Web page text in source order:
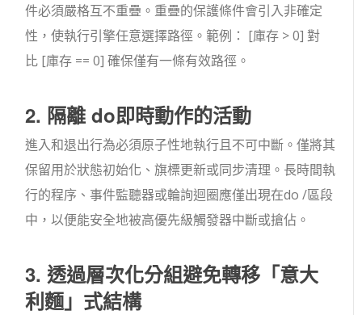
件必須嚴格互不重疊。重疊的保護條件會引入非確定
性，使執行引擎任意選擇路徑。範例： [庫存 > 0] 對
比 [庫存 == 0] 確保僅有一條有效路徑。
2. 隔離do即時動作的活動
進入和退出行為必須原子性地執行且不可中斷。僅將其
保留用於狀態初始化、旗標更新或同步清理。長時間執
行的程序、事件監聽器或輪詢迴圈應僅出現在do /區段
中，以便能安全地被高優先級觸發器中斷或搶佔。
3. 透過層次化分組避免轉移「意大
利麵」式結構